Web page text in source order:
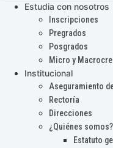
Estudia con nosotros
Inscripciones
Pregrados
Posgrados
Micro y
Institucional
Aseguramiento
Rectoría
Direcciones
¿Quiénes somos?
Estatuto